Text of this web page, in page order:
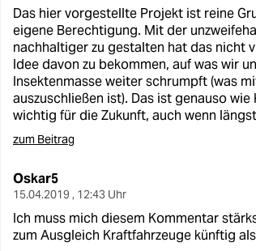
fragen & hilfe
unterstützen
abo
genossenschaft
epaper login
Das hier vorgestellte Projekt ist reine
eigene Berechtigung. Mit der
nachhaltiger zu gestalten hat das nicht
Idee davon zu bekommen, auf was wir
Insektenmasse weiter schrumpft (was
auszuschließen ist). Das ist genauso
wichtig für die Zukunft, auch wenn
zum Beitrag
Oskar5
15.04.2019 , 12:43 Uhr
Ich muss mich diesem Kommentar
zum Ausgleich Kraftfahrzeuge künftig